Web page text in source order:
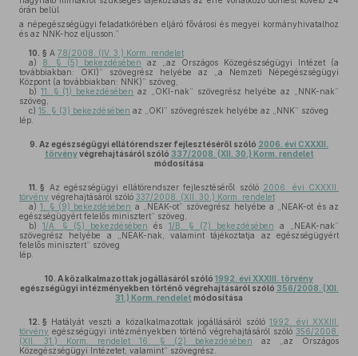
órán belül
a népegészségügyi feladatkörében eljáró fővárosi és megyei kormányhivatalhoz
és az NNK-hoz eljusson.”
10. § A 78/2008. (IV. 3.) Korm. rendelet
a)
8. § (5) bekezdésében az „az Országos Közegészségügyi Intézet (a
továbbiakban: OKI)” szövegrész helyébe az „a Nemzeti Népegészségügyi
Központ (a továbbiakban: NNK)” szöveg,
b) 11. § (1) bekezdésében az „OKI-nak” szövegrész helyébe az „NNK-nak”
szöveg,
c) 15. § (3) bekezdésében az „OKI” szövegrészek helyébe az „NNK” szöveg
lép.
9. Az egészségügyi ellátórendszer fejlesztéséről szóló 2006. évi CXXXII.
törvényvégrehajtásáról szóló 337/2008. (XII. 30.) Korm. rendelet
módosítása
11. § Az egészségügyi ellátórendszer fejlesztéséről szóló 2006. évi CXXXII.
törvény végrehajtásáról szóló 337/2008. (XII. 30.) Korm. rendelet
a) 1. § (9) bekezdésében a „NEAK-ot” szövegrész helyébe a „NEAK-ot és az
egészségügyért felelős minisztert” szöveg,
b)
1/A. § (5) bekezdésében és 1/B. § (7) bekezdésében a „NEAK-nak”
szövegrész helyébe a „NEAK-nak, valamint tájékoztatja az egészségügyért
felelős minisztert” szöveg
lép.
10. A közalkalmazottak jogállásáról szóló 1992. évi XXXIII. törvény
egészségügyi intézményekben történő végrehajtásáról szóló 356/2008. (XII.
31.) Korm. rendelet módosítása
12. § Hatályát veszti a közalkalmazottak jogállásáról szóló1992. évi XXXIII.
törvény egészségügyi intézményekben történő végrehajtásáról szóló 356/2008.
(XII. 31.) Korm. rendelet 16. § (2) bekezdésében az „az Országos
Közegészségügyi Intézetet, valamint” szövegrész.